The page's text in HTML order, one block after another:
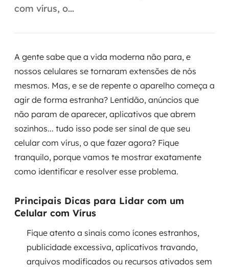
Data Analytics
Data Platforms
Business Intelligence
Data Lakes & Warehouses
Modernização de aplicações
Modernização tecnológica
Arquitetura de soluções
Migração para Cloud
com vírus, o...
A gente sabe que a vida moderna não para, e
nossos celulares se tornaram extensões de nós
mesmos. Mas, e se de repente o aparelho começa a
agir de forma estranha? Lentidão, anúncios que
não param de aparecer, aplicativos que abrem
sozinhos... tudo isso pode ser sinal de que seu
celular com vírus, o que fazer agora? Fique
tranquilo, porque vamos te mostrar exatamente
como identificar e resolver esse problema.
Principais Dicas para Lidar com um
Celular com Vírus
Fique atento a sinais como ícones estranhos,
publicidade excessiva, aplicativos travando,
arquivos modificados ou recursos ativados sem